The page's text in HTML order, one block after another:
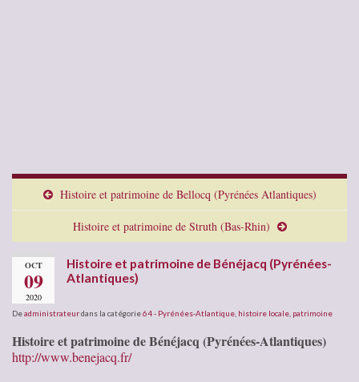
Histoire et patrimoine de Bellocq (Pyrénées Atlantiques)
Histoire et patrimoine de Struth (Bas-Rhin)
OCT
09
2020
Histoire et patrimoine de Bénéjacq (Pyrénées-
Atlantiques)
Deadministrateurdans la catégorie64 - Pyrénées-Atlantique histoire locale patrimoine
Histoire et patrimoine de Bénéjacq (Pyrénées-Atlantiques)
http://www.benejacq.fr/